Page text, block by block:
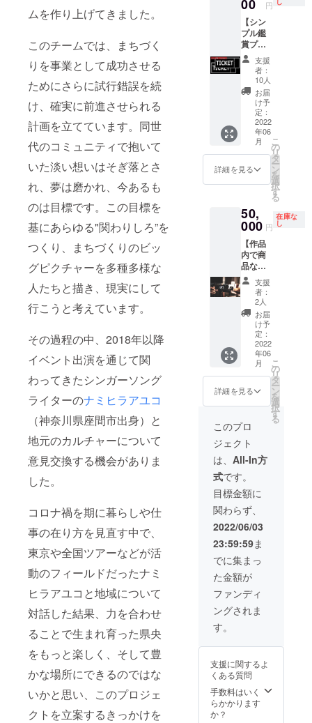
ムを作り上げてきました。
このチームでは、まちづく
りを事業として成功させる
ためにさらに試行錯誤を続
け、確実に前進させられる
計画を立てています。同世
代のコミュニティで抱いて
いた淡い想いはそぎ落とさ
れ、夢は磨かれ、今あるも
のは目標です。この目標を
基にあらゆる"関わりしろ”を
つくり、まちづくりのビッ
グピクチャーを多種多様な
人たちと描き、現実にして
行こうと考えています。
その過程の中、2018年以降
イベント出演を通じて関
わってきたシンガーソング
ライターのナミヒラアユコ
（神奈川県座間市出身）と
地元のカルチャーについて
意見交換する機会がありま
した。
コロナ禍を期に暮らしや仕
事の在り方を見直す中で、
東京や全国ツアーなどが活
動のフィールドだったナミ
ヒラアユコと地域について
対話した結果、力を合わせ
ることで生まれ育った県央
をもっと楽しく、そして豊
かな場所にできるのではな
いかと思い、このプロジェ
クトを立案するきっかけを
（Zoom
ミー
ティン
グを使
用しま
す） ・
次回イ
ベント
参加チ
ケット
（1名
分）
※2022
年10月
22日
の某所
で開催
シーク
レット
イベン
トへ1名
をご招
待しま
す ※開
催場所
は神奈
川県海
老名
市、厚
座間市
など県
の会場
ます ※
開催時
らため
てご連
絡いた
します
・会い
に行き
ます‼︎エ
ンド
ロール
でご紹
介 ※ご
支援の
際、備
内容の
記入を
お願い
いたし
ます ※
後日、
スのご
招待券
（1名様
分） ※
開催場
所は神
奈川県
央とな
ります
・ミニ
ライブ
付き
OTONA
RIまち
巡り体
年7月23
日
～翌日
24日
（日）
※まち巡
り体験
の移動
手段と
宿泊先
につい
てはご
自身で
ご準備
く必要
がござ
※ご不明
ござい
ました
軽にお
問い合
わせく
ださい
費・滞
在費な
どをご
負担い
ただく
場合が
ありま
す ・プ
ロモー
ション
動画制
作（2分
程度の
作品）
※ご支援
望内容
の記入
いいた
します
※後日、
メッ
セージ
などで
詳しい
ヒアリ
ングを
させて
いただ
きます
ん。 ・
オリジ
ナル楽
曲1曲制
作 ※ご
支援の
際、備
考欄に
ご希望
内容の
記入を
お願い
いたし
ます ※
後日、
詳しい
ヒアリ
させて
いただ
きます
※楽曲の
著作権
はナミ
ヒラア
ユコに
帰属し
ます ※
商用利
用に関
ご相談
くださ
や
YouTub
eやラジ
オなど
メディ
アに生
かすこ
とがで
きま
す。 広
報した
いこと
を第三
者とし
てヒア
た思い
を整理
で最も
適した
企画を
ご提案
し、想
いを音
楽と映
像で表
現いた
しま
す。 ・
作品内
ンで希
望され
など1点
しPRさ
せてい
ます ・
オリジ
ナル楽
曲1曲制
作 ※ご
支援の
際、備
考欄に
ご希望
内容の
記入を
お願い
いたし
メッ
セージ
などで
詳しい
ヒアリ
ングを
てエキ
ストラ
参加権
利（1名
分）
※2022
年6月4
日
（土）
実施 ※
会場は
神奈川
県海老
名市内
となり
00 円
【シン
プル鑑
賞プラ
ン（通
常）】
6月4日
Live
シーン
に鑑賞
者とし
て参加
（1名）
・お礼
メール
・作品
ライブ
に鑑賞
者とし
てエキ
ストラ
参加権
利（1名
分）
※2022
年6月4
日
（土）
実施 ※
会場は
神奈川
県海老
名市内
となり
支援
者：
10人
お届
け予
定：
2022
年06
月
詳細を見る
こ
の
リ
タ
ー
ン
を
選
択
す
る
50,
000 円
在庫な
し
【作品
内で商
品など
を露出
しPR】
・作品
のエン
ドロー
ルにお
名前を
記載
（大）
・作品
内の
シーン
で希望
される
商品な
ど1点を
露出し
PRさせ
ていた
だきま
す ※ご
支援の
際、備
考欄に
ご希望
内容の
記入を
お願い
いたし
ます ※
後日、
などで
ヒアリ
ングを
させて
いただ
きます
支援
者：
2人
お届
け予
定：
2022
年06
月
詳細を見る
こ
の
リ
タ
ー
ン
を
選
択
す
る
このプロ
ジェクト
は、 All-In方
式です。
目標金額に
関わらず、
2022/06/03
23:59:59ま
でに集まっ
た金額が
ファンディ
ングされま
す。
支援に関するよ
くある質問
手数料はいく
らかかります
か？